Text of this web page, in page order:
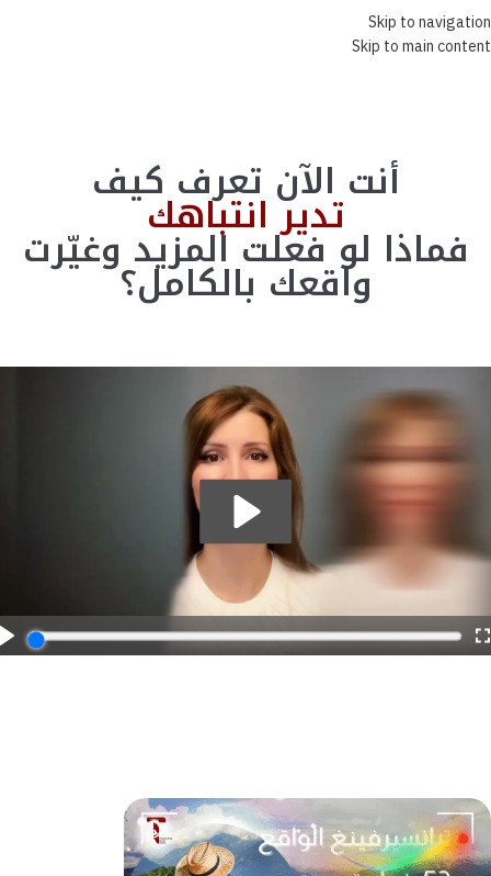
Skip to navigation
Skip to main content
أنت الآن تعرف كيف
تدير انتباهك
فماذا لو فعلت المزيد وغيّرت
واقعك بالكامل؟